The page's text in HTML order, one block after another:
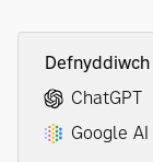
ChatGPT
Google AI